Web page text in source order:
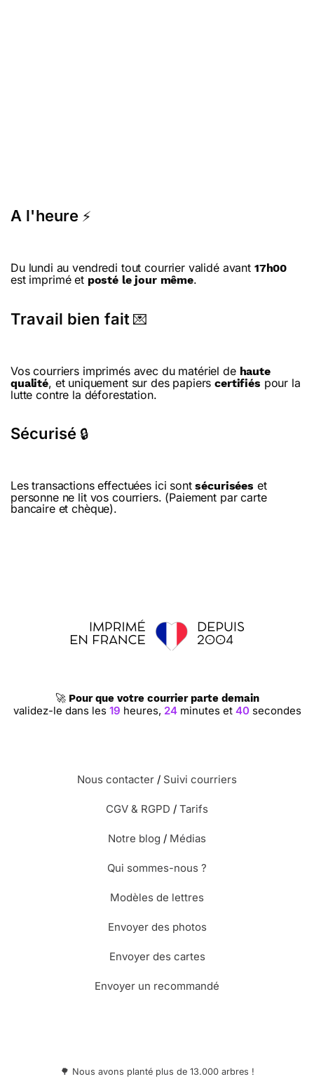
A l'heure ⚡
Du lundi au vendredi tout courrier validé avant 17h00
est imprimé et posté le jour même.
Travail bien fait 💌
Vos courriers imprimés avec du matériel de haute
qualité, et uniquement sur des papierscertifiés pour la
lutte contre la déforestation.
Sécurisé 🔒
Les transactions effectuées ici sontsécurisées et
personne ne lit vos courriers. (Paiement par carte
bancaire et chèque).
🚀 Pour que votre courrier parte demain
validez-le dans les 19 heures, 24minutes et 39secondes
Nous contacter / Suivi courriers
CGV & RGPD / Tarifs
Notre blog / Médias
Qui sommes-nous ?
Modèles de lettres
Envoyer des photos
Envoyer des cartes
Envoyer un recommandé
🌳 Nous avons planté plus de 13.000 arbres !